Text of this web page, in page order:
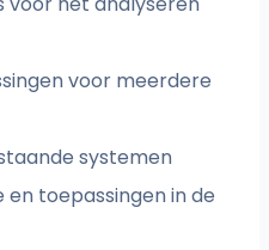
voor meerdere
systemen
en toepassingen in de